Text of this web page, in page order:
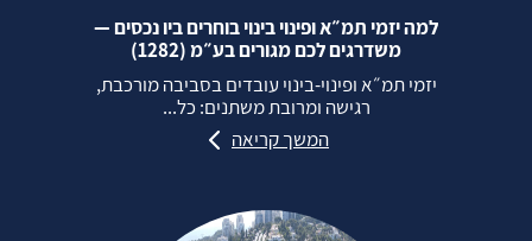
למה יזמי תמ״א ופינוי בינוי בוחרים ביו נכסים —
משדרגים לכם מגורים בע״מ (1282)
יזמי תמ״א ופינוי‑בינוי עובדים בסביבה מורכבת,
רגישה ומרובת משתנים: כל...
המשך קריאה